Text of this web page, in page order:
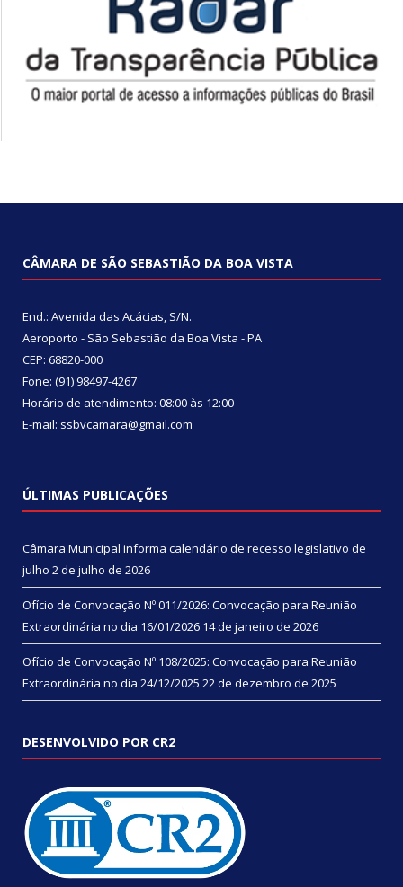
CÂMARA DE SÃO SEBASTIÃO DA BOA VISTA
End.: Avenida das Acácias, S/N.
Aeroporto - São Sebastião da Boa Vista - PA
CEP: 68820-000
Fone: (91) 98497-4267
Horário de atendimento: 08:00 às 12:00
E-mail: ssbvcamara@gmail.com
ÚLTIMAS PUBLICAÇÕES
Câmara Municipal informa calendário de recesso legislativo de
julho 2 de julho de 2026
Ofício de Convocação Nº 011/2026: Convocação para Reunião
Extraordinária no dia 16/01/2026 14 de janeiro de 2026
Ofício de Convocação Nº 108/2025: Convocação para Reunião
Extraordinária no dia 24/12/2025 22 de dezembro de 2025
DESENVOLVIDO POR CR2